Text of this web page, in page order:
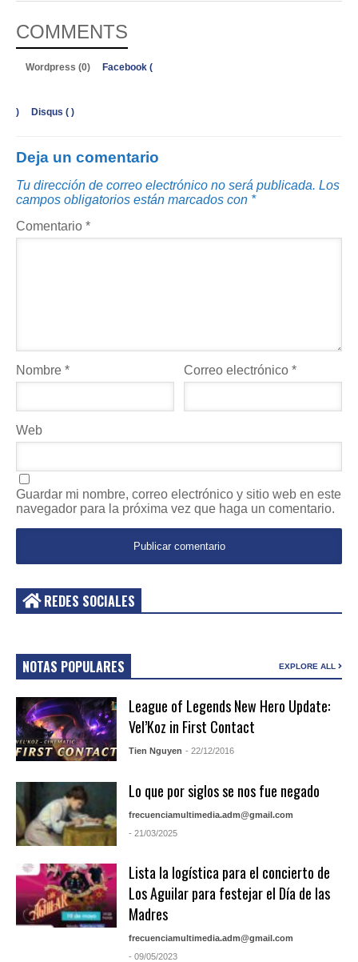
COMMENTS
Wordpress (0) Facebook (
) Disqus ( )
Deja un comentario
Tu dirección de correo electrónico no será publicada. Los
campos obligatorios están marcados con *
Comentario *
Nombre * Correo electrónico*
Web
Guardar mi nombre, correo electrónico y sitio web en este
navegador para la próxima vez que haga un comentario.
REDES SOCIALES
NOTAS POPULARES EXPLORE ALL
League of Legends New Hero Update:
Vel’Koz in First Contact
Tien Nguyen - 22/12/2016
Lo que por siglos se nos fue negado
frecuenciamultimedia.adm@gmail.com
- 21/03/2025
Lista la logística para el concierto de
Los Aguilar para festejar el Día de las
Madres
frecuenciamultimedia.adm@gmail.com
- 09/05/2023